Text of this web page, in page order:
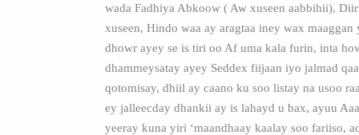
wada Fadhiya Abkoow ( Aw xuseen aabbihii),
xuseen, Hindo waa ay aragtaa iney wax
dhowr ayey se is tiri oo Af uma kala furin, inta
dhammeysatay ayey Seddex fiijaan iyo jalmad
qotomisay, dhiil ay caano ku soo listay na usoo
ey jalleecday dhankii ay is lahayd u bax, ayuu
yeeray kuna yiri ‘maandhaay kaalay soo fariiso,